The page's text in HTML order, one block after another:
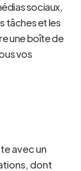
sociaux,
tâches et les
une boîte de
vos
avec un
dont